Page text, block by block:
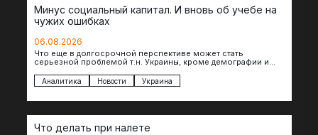
Минус социальный капитал. И вновь об учебе на
чужих ошибках
06.08.2026
Что еще в долгосрочной перспективе может стать
серьезной проблемой т.н. Украины, кроме демографии и
которых будет…
Аналитика Новости Украина
Что делать при налете